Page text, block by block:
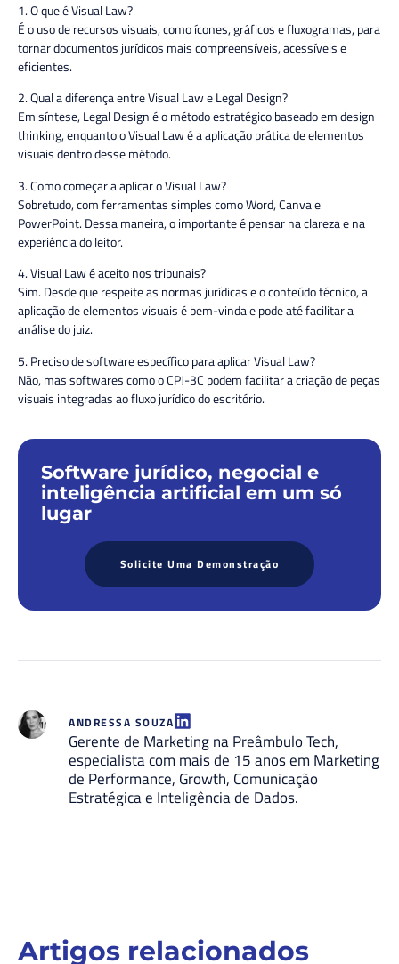
1. O que é Visual Law?
É o uso de recursos visuais, como ícones, gráficos e fluxogramas, para
tornar documentos jurídicos mais compreensíveis, acessíveis e
eficientes.
2. Qual a diferença entre Visual Law e Legal Design?
Em síntese, Legal Design é o método estratégico baseado em design
thinking, enquanto o Visual Law é a aplicação prática de elementos
visuais dentro desse método.
3. Como começar a aplicar o Visual Law?
Sobretudo, com ferramentas simples como Word, Canva e
PowerPoint. Dessa maneira, o importante é pensar na clareza e na
experiência do leitor.
4. Visual Law é aceito nos tribunais?
Sim. Desde que respeite as normas jurídicas e o conteúdo técnico, a
aplicação de elementos visuais é bem-vinda e pode até facilitar a
análise do juiz.
5. Preciso de software específico para aplicar Visual Law?
Não, mas softwares como o CPJ-3C podem facilitar a criação de peças
visuais integradas ao fluxo jurídico do escritório.
Software jurídico, negocial e
inteligência artificial em um só
lugar
Solicite Uma Demonstração
ANDRESSA SOUZA
Gerente de Marketing na Preâmbulo Tech,
especialista com mais de 15 anos em Marketing
de Performance, Growth, Comunicação
Estratégica e Inteligência de Dados.
Artigos relacionados